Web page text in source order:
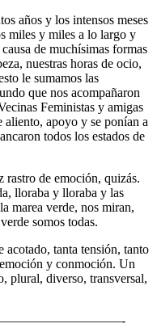
años y los intensos meses
miles y miles a lo largo y
de muchísimas formas
nuestras horas de ocio,
le sumamos las
que nos acompañaron
Feministas y amigas
aliento, apoyo y se ponían a
todos los estados de
de emoción, quizás.
lloraba y lloraba y las
marea verde, nos miran,
somos todas.
acotado, tanta tensión, tanto
y conmoción. Un
plural, diverso, transversal,